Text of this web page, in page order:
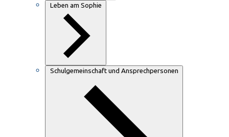
Leben am Sophie
Schulgemeinschaft und Ansprechpersonen